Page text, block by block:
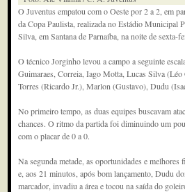
O Juventus empatou com o Oeste por 2 a 2, em
da Copa Paulista, realizada no Estádio Municipal
Silva, em Santana de Parnaíba, na noite de sexta-
O técnico Jorginho levou a campo a seguinte
Guimaraes, Correia, Iago Motta, Lucas Silva
Torres (Ricardo Jr.), Marlon (Gustavo), Dudu
No primeiro tempo, as duas equipes buscavam
chances. O ritmo da partida foi diminuindo um
com o placar de 0 a 0.
Na segunda metade, as oportunidades e melhores
e, aos 21 minutos, após bom lançamento, Dudu
marcador, invadiu a área e tocou na saída do